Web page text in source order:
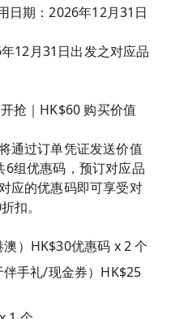
日期：2026年12月31日
12月31日出发之对应品
抢｜HK$60 购买价值
通过订单凭证发送价值
组优惠码，预订对应品
应的优惠码即可享受对
扣。
）HK$30优惠码 x 2 个
手礼/现金券）HK$25